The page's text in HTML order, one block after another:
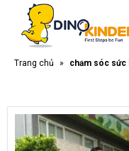
Trang chủ » chăm sóc sức